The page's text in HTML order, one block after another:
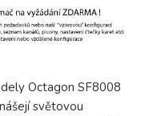
Octagon SF8008
světovou